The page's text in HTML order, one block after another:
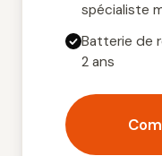
spécialiste
Batterie de
2 ans